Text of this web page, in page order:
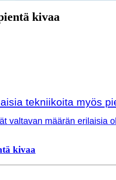
kivaa
tekniikoita myös
valtavan määrän erilaisia
kivaa